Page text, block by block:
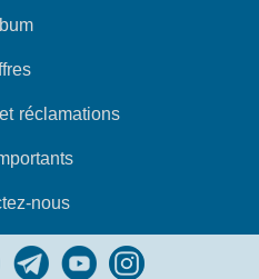
réclamations
nous